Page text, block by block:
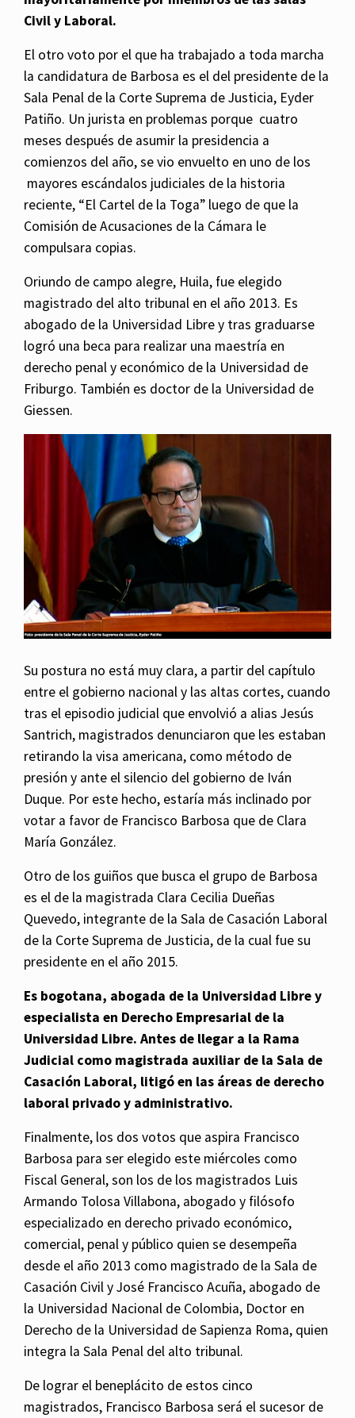
Civil y Laboral.
El otro voto por el que ha trabajado a toda marcha
la candidatura de Barbosa es el del presidente de la
Sala Penal de la Corte Suprema de Justicia, Eyder
Patiño. Un jurista en problemas porque cuatro
meses después de asumir la presidencia a
comienzos del año, se vio envuelto en uno de los
mayores escándalos judiciales de la historia
reciente, “El Cartel de la Toga” luego de que la
Comisión de Acusaciones de la Cámara le
compulsara copias.
Oriundo de campo alegre, Huila, fue elegido
magistrado del alto tribunal en el año 2013. Es
abogado de la Universidad Libre y tras graduarse
logró una beca para realizar una maestría en
derecho penal y económico de la Universidad de
Friburgo. También es doctor de la Universidad de
Giessen.
Su postura no está muy clara, a partir del capítulo
entre el gobierno nacional y las altas cortes, cuando
tras el episodio judicial que envolvió a alias Jesús
Santrich, magistrados denunciaron que les estaban
retirando la visa americana, como método de
presión y ante el silencio del gobierno de Iván
Duque. Por este hecho, estaría más inclinado por
votar a favor de Francisco Barbosa que de Clara
María González.
Otro de los guiños que busca el grupo de Barbosa
es el de la magistrada Clara Cecilia Dueñas
Quevedo, integrante de la Sala de Casación Laboral
de la Corte Suprema de Justicia, de la cual fue su
presidente en el año 2015.
Es bogotana, abogada de la Universidad Libre y
especialista en Derecho Empresarial de la
Universidad Libre. Antes de llegar a la Rama
Judicial como magistrada auxiliar de la Sala de
Casación Laboral, litigó en las áreas de derecho
laboral privado y administrativo.
Finalmente, los dos votos que aspira Francisco
Barbosa para ser elegido este miércoles como
Fiscal General, son los de los magistrados Luis
Armando Tolosa Villabona, abogado y filósofo
especializado en derecho privado económico,
comercial, penal y público quien se desempeña
desde el año 2013 como magistrado de la Sala de
Casación Civil y José Francisco Acuña, abogado de
la Universidad Nacional de Colombia, Doctor en
Derecho de la Universidad de Sapienza Roma, quien
integra la Sala Penal del alto tribunal.
De lograr el beneplácito de estos cinco
magistrados, Francisco Barbosa será el sucesor de